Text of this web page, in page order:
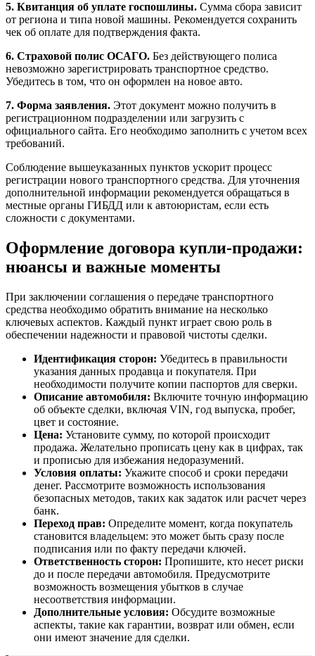
5. Квитанция об уплате госпошлины. Сумма сбора зависит
от региона и типа новой машины. Рекомендуется сохранить
чек об оплате для подтверждения факта.
6. Страховой полис ОСАГО. Без действующего полиса
невозможно зарегистрировать транспортное средство.
Убедитесь в том, что он оформлен на новое авто.
7. Форма заявления. Этот документ можно получить в
регистрационном подразделении или загрузить с
официального сайта. Его необходимо заполнить с учетом всех
требований.
Соблюдение вышеуказанных пунктов ускорит процесс
регистрации нового транспортного средства. Для уточнения
дополнительной информации рекомендуется обращаться в
местные органы ГИБДД или к автоюристам, если есть
сложности с документами.
Оформление договора купли-продажи:
нюансы и важные моменты
При заключении соглашения о передаче транспортного
средства необходимо обратить внимание на несколько
ключевых аспектов. Каждый пункт играет свою роль в
обеспечении надежности и правовой чистоты сделки.
Идентификация сторон: Убедитесь в правильности
указания данных продавца и покупателя. При
необходимости получите копии паспортов для сверки.
Описание автомобиля: Включите точную информацию
об объекте сделки, включая VIN, год выпуска, пробег,
цвет и состояние.
Цена: Установите сумму, по которой происходит
продажа. Желательно прописать цену как в цифрах, так
и прописью для избежания недоразумений.
Условия оплаты: Укажите способ и сроки передачи
денег. Рассмотрите возможность использования
безопасных методов, таких как задаток или расчет через
банк.
Переход прав: Определите момент, когда покупатель
становится владельцем: это может быть сразу после
подписания или по факту передачи ключей.
Ответственность сторон: Пропишите, кто несет риски
до и после передачи автомобиля. Предусмотрите
возможность возмещения убытков в случае
несоответствия информации.
Дополнительные условия: Обсудите возможные
аспекты, такие как гарантии, возврат или обмен, если
они имеют значение для сделки.